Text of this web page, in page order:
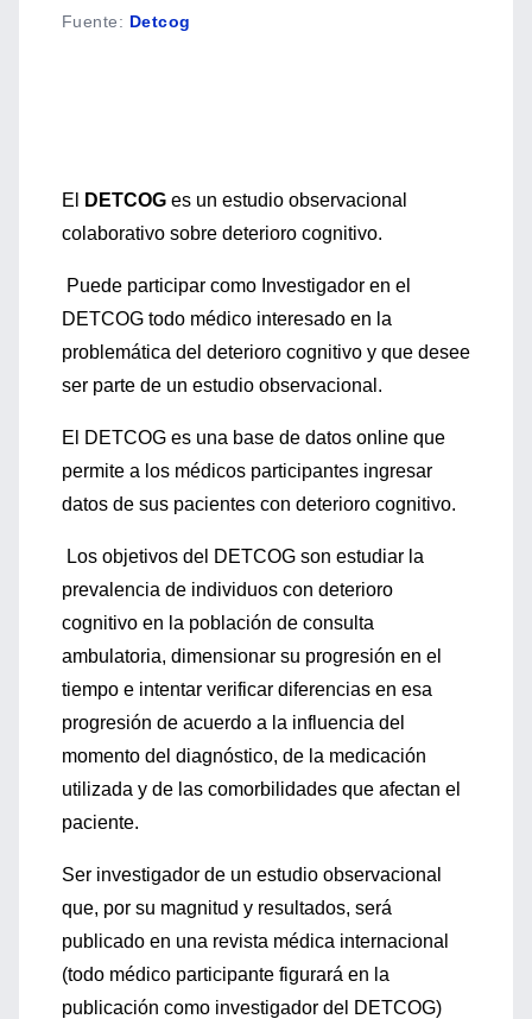
Fuente: Detcog
El DETCOG es un estudio observacional
colaborativo sobre deterioro cognitivo.
Puede participar como Investigador en el
DETCOG todo médico interesado en la
problemática del deterioro cognitivo y que desee
ser parte de un estudio observacional.
El DETCOG es una base de datos online que
permite a los médicos participantes ingresar
datos de sus pacientes con deterioro cognitivo.
Los objetivos del DETCOG son estudiar la
prevalencia de individuos con deterioro
cognitivo en la población de consulta
ambulatoria, dimensionar su progresión en el
tiempo e intentar verificar diferencias en esa
progresión de acuerdo a la influencia del
momento del diagnóstico, de la medicación
utilizada y de las comorbilidades que afectan el
paciente.
Ser investigador de un estudio observacional
que, por su magnitud y resultados, será
publicado en una revista médica internacional
(todo médico participante figurará en la
publicación como investigador del DETCOG)